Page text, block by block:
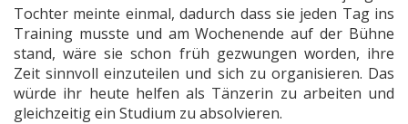
Tochter meinte einmal, dadurch dass sie jeden Tag ins
Training musste und am Wochenende auf der Bühne
stand, wäre sie schon früh gezwungen worden, ihre
Zeit sinnvoll einzuteilen und sich zu organisieren. Das
würde ihr heute helfen als Tänzerin zu arbeiten und
gleichzeitig ein Studium zu absolvieren.